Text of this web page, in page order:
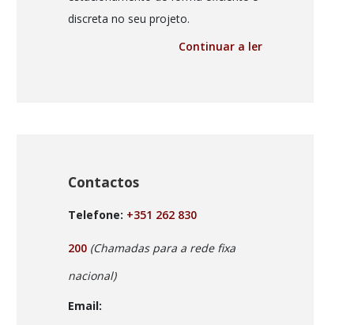
discreta no seu projeto.
Continuar a ler
Contactos
Telefone: +351 262 830
200 (Chamadas para a rede fixa
nacional)
Email: